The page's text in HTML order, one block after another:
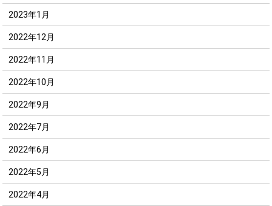
2023年1月
2022年12月
2022年11月
2022年10月
2022年9月
2022年7月
2022年6月
2022年5月
2022年4月